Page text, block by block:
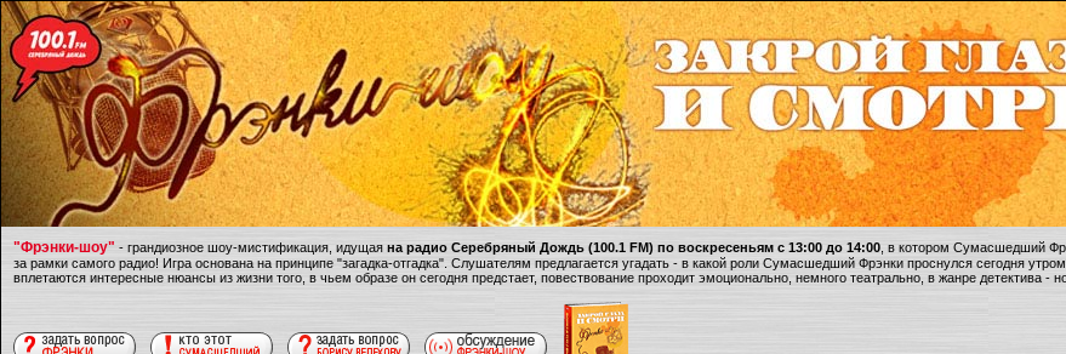
"Фрэнки-шоу" - грандиозное шоу-мистификация, идущая на радио Серебряный Дождь (100.1 FM) по воскресеньям с 13:00 до 14:00 , в котором Сумасшедший
за рамки самого радио! Игра основана на принципе "загадка-отгадка". Слушателям предлагается угадать - в какой роли Сумасшедший Фрэнки проснулся сегодня
вплетаются интересные нюансы из жизни того, в чьем образе он сегодня предстает, повествование проходит эмоционально, немного театрально, в жанре детектива